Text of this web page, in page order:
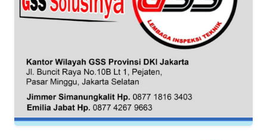
BANTEN
WN
KEPRI
WN